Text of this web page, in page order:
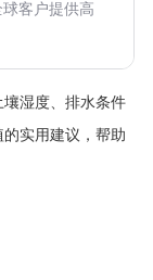
客户提供高
湿度、排水条件
实用建议，帮助